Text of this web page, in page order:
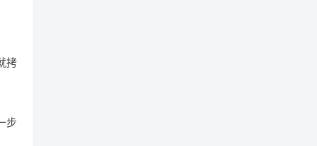
拷
步